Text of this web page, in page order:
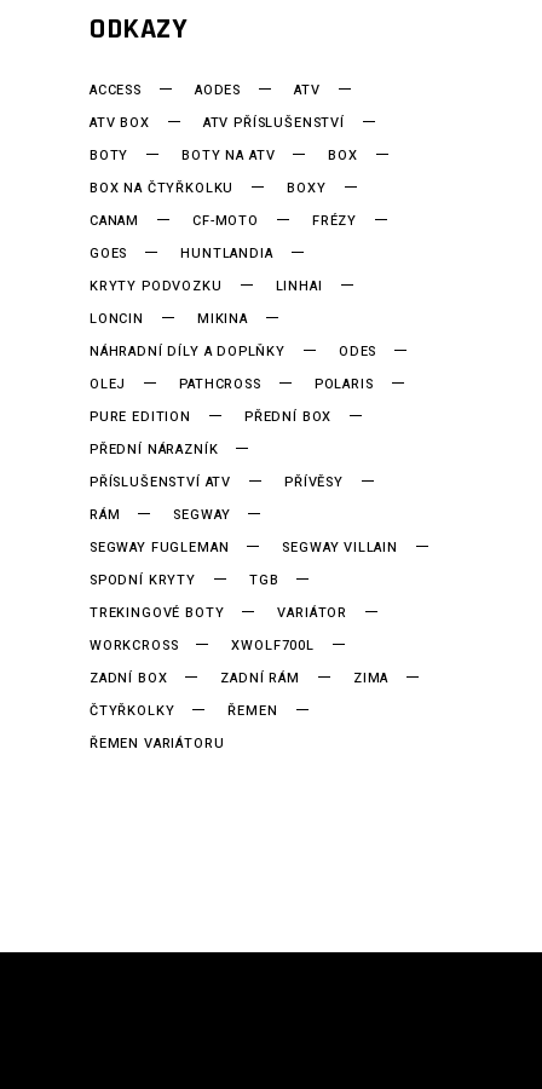
ODKAZY
ACCESS AODES
ATV
ATV BOX
ATV PŘÍSLUŠENSTVÍ
BOTY
BOTY NA ATV
BOX
BOX NA ČTYŘKOLKU
BOXY
CANAM
CF-MOTO
FRÉZY
GOES
HUNTLANDIA
KRYTY PODVOZKU
LINHAI
LONCIN
MIKINA
NÁHRADNÍ DÍLY A DOPLŇKY
ODES
OLEJ
PATHCROSS
POLARIS
PURE EDITION
PŘEDNÍ BOX
PŘEDNÍ NÁRAZNÍK
PŘÍSLUŠENSTVÍ ATV
PŘÍVĚSY
RÁM
SEGWAY
SEGWAY FUGLEMAN
SEGWAY VILLAIN
SPODNÍ KRYTY
TGB
TREKINGOVÉ BOTY
VARIÁTOR
WORKCROSS
XWOLF700L
ZADNÍ BOX
ZADNÍ RÁM
ZIMA
ČTYŘKOLKY
ŘEMEN
ŘEMEN VARIÁTORU